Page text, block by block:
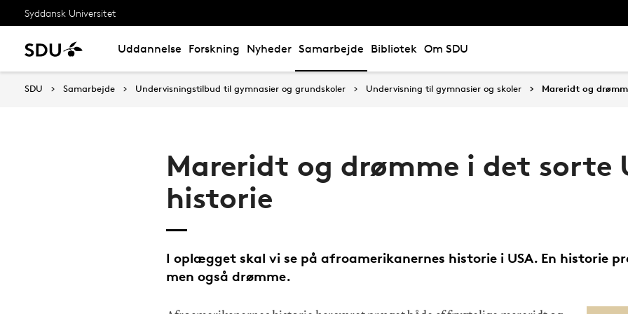
Syddansk Universitet
Uddannelse Forskning Nyheder Samarbejde Bibliotek Om SDU
SDU Samarbejde Undervisningstilbud til gymnasier og grundskoler Undervisning til gymnasier og skoler Mareridt og
Mareridt og drømme i det sorte
historie
I oplægget skal vi se på afroamerikanernes historie i USA. En historie
men også drømme.